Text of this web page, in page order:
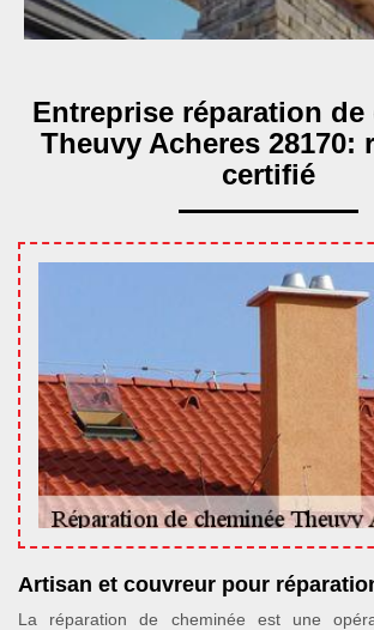
Entreprise réparation de
Theuvy Acheres 28170:
certifié
Artisan et couvreur pour
La réparation de cheminée est une